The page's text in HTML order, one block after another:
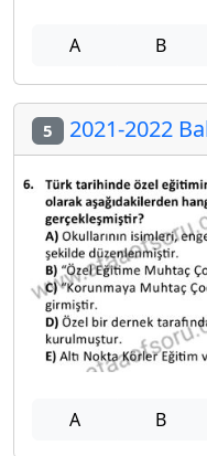
A B
5 2021-2022
A B